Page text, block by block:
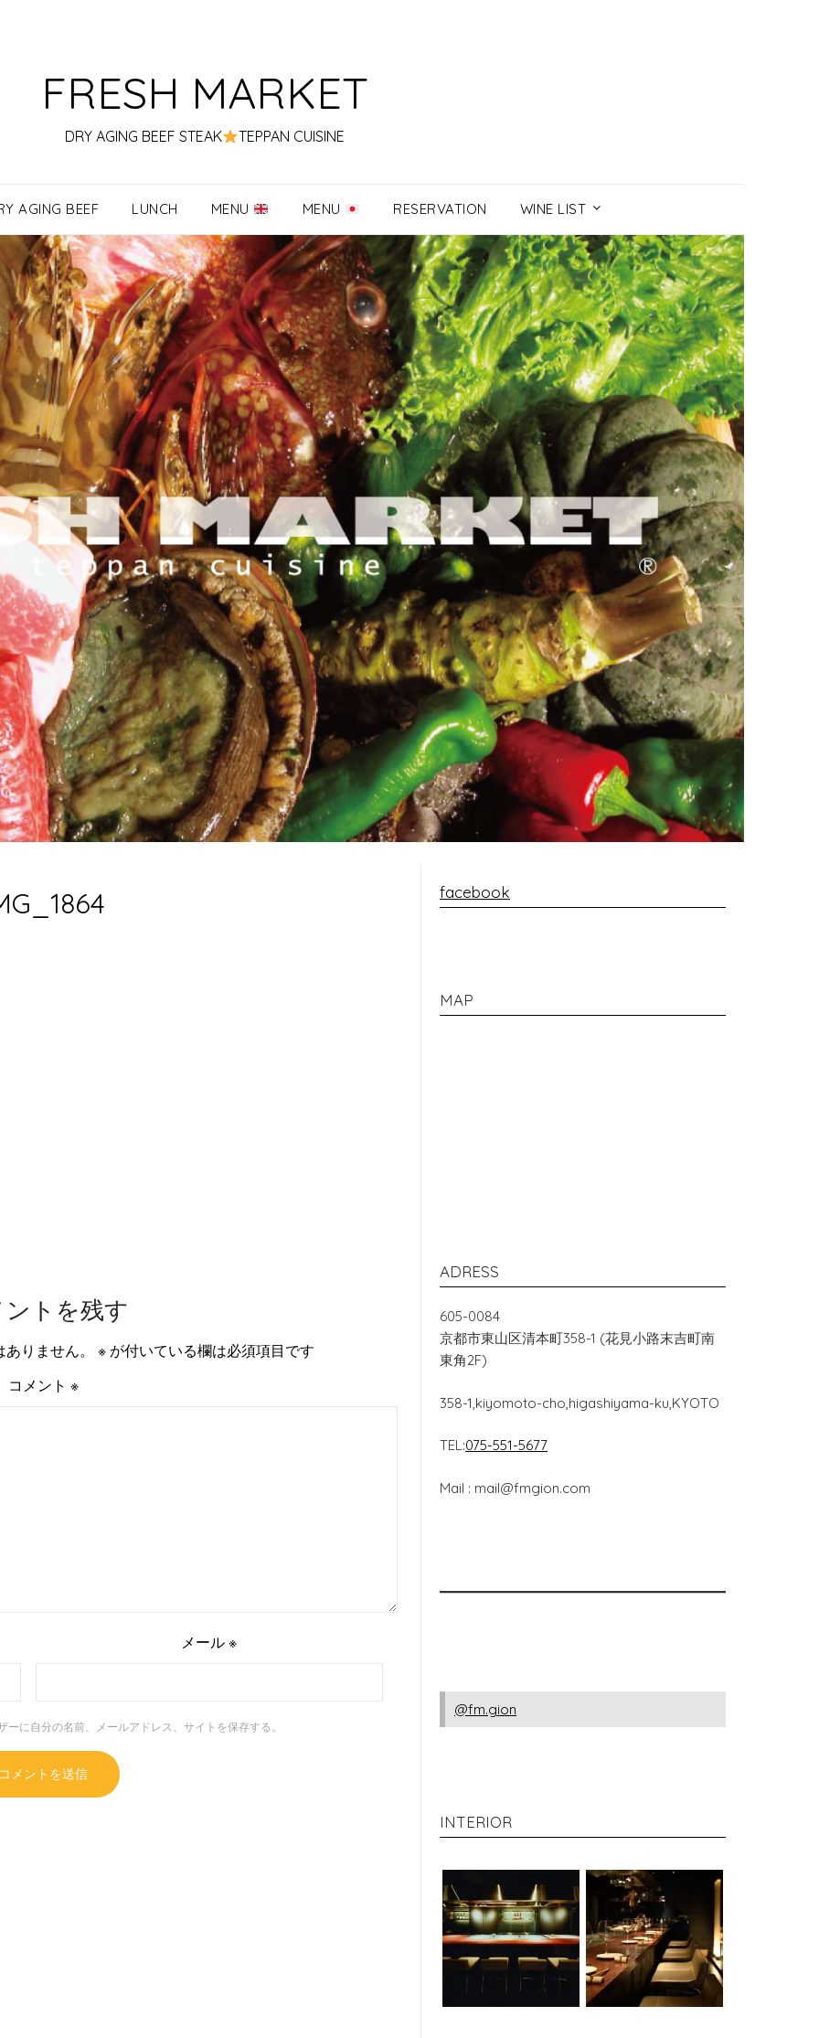
FRESH MARKET
DRY AGING BEEF STEAK TEPPAN CUISINE
AGING BEEF LUNCH MENU MENU RESERVATION WINE LIST
トを残す
りません。 ※が付いている欄は必須項目です
コメント ※
メール※
に自分の名前、メールアドレス、サイトを保存する。
facebook
MAP
ADRESS
605-0084
京都市東山区清本町358-1 (花見小路末吉町南
東角2F)
358-1,kiyomoto-cho,higashiyama-ku,KYOTO
TEL:075-551-5677
Mail : mail@fmgion.com
@fm.gion
INTERIOR